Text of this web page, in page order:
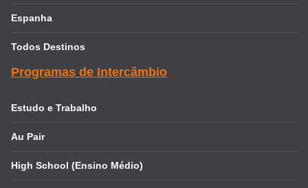
Espanha
Todos Destinos
Programas de Intercâmbio
Estudo e Trabalho
Au Pair
High School (Ensino Médio)